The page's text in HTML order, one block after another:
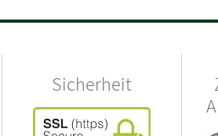
Sicherheit